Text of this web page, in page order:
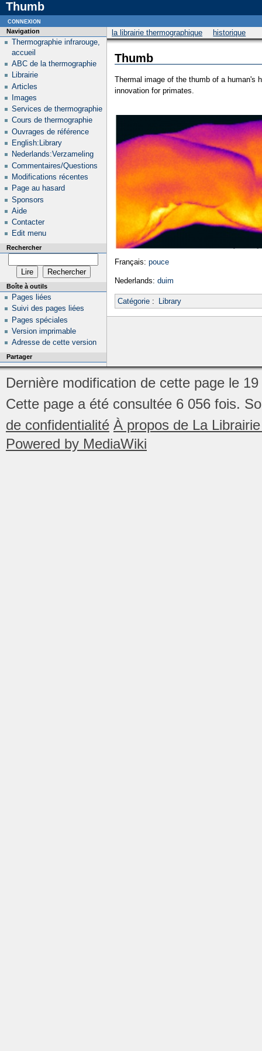
Thumb
la librairie thermographique historique
Thumb
Thermal image of the thumb of a human's
innovation for primates.
Français: pouce
Nederlands: duim
Catégorie: Library
Navigation
Thermographie infrarouge,
accueil
ABC de la thermographie
Librairie
Articles
Images
Services de thermographie
Cours de thermographie
Ouvrages de référence
English:Library
Nederlands:Verzameling
Commentaires/Questions
Modifications récentes
Page au hasard
Sponsors
Aide
Contacter
Edit menu
Rechercher
Boîte à outils
Pages liées
Suivi des pages liées
Pages spéciales
Version imprimable
Adresse de cette version
Partager
connexion
Dernière modification de cette page le
Cette page a été consultée 6 056 fois.
de confidentialité À propos de La
Powered by MediaWiki